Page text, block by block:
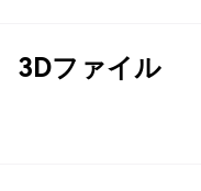
3Dファイル